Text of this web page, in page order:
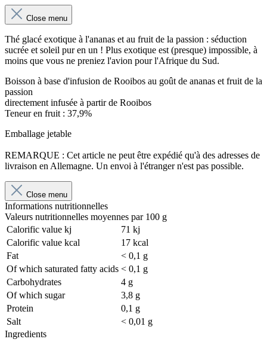
Close menu
Thé glacé exotique à l'ananas et au fruit de la passion : séduction
sucrée et soleil pur en un ! Plus exotique est (presque) impossible, à
moins que vous ne preniez l'avion pour l'Afrique du Sud.
Boisson à base d'infusion de Rooibos au goût de ananas et fruit de la
passion
directement infusée à partir de Rooibos
Teneur en fruit : 37,9%
Emballage jetable
REMARQUE : Cet article ne peut être expédié qu'à des adresses de
livraison en Allemagne. Un envoi à l'étranger n'est pas possible.
Close menu
Informations nutritionnelles
Valeurs nutritionnelles moyennes par 100 g
Calorific value kj
71 kj
Calorific value kcal
17 kcal
Fat
< 0,1 g
Of which saturated fatty acids < 0,1 g
Carbohydrates
4 g
Of which sugar
3,8 g
Protein
0,1 g
Salt
< 0,01 g
Ingredients